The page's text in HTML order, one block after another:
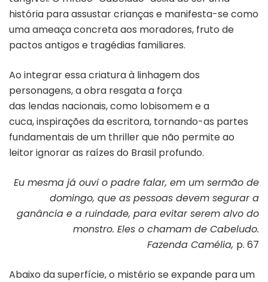
história para assustar crianças e manifesta-se como
uma ameaça concreta aos moradores, fruto de
pactos antigos e tragédias familiares.
Ao integrar essa criatura à linhagem dos
personagens, a obra resgata a força
das lendas nacionais, como lobisomem e a
cuca, inspirações da escritora, tornando-as partes
fundamentais de um thriller que não permite ao
leitor ignorar as raízes do Brasil profundo.
Eu mesma já ouvi o padre falar, em um sermão de
domingo, que as pessoas devem segurar a
ganância e a ruindade, para evitar serem alvo do
monstro. Eles o chamam de Cabeludo.
Fazenda Camélia, p. 67
Abaixo da superfície, o mistério se expande para um